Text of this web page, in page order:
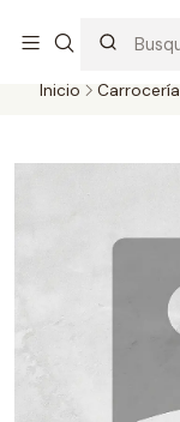
probados con
Inicio Carrocería